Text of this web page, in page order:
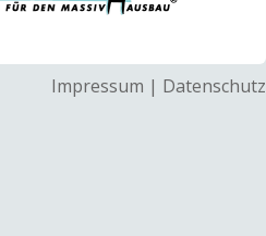
Impressum | Datenschutz